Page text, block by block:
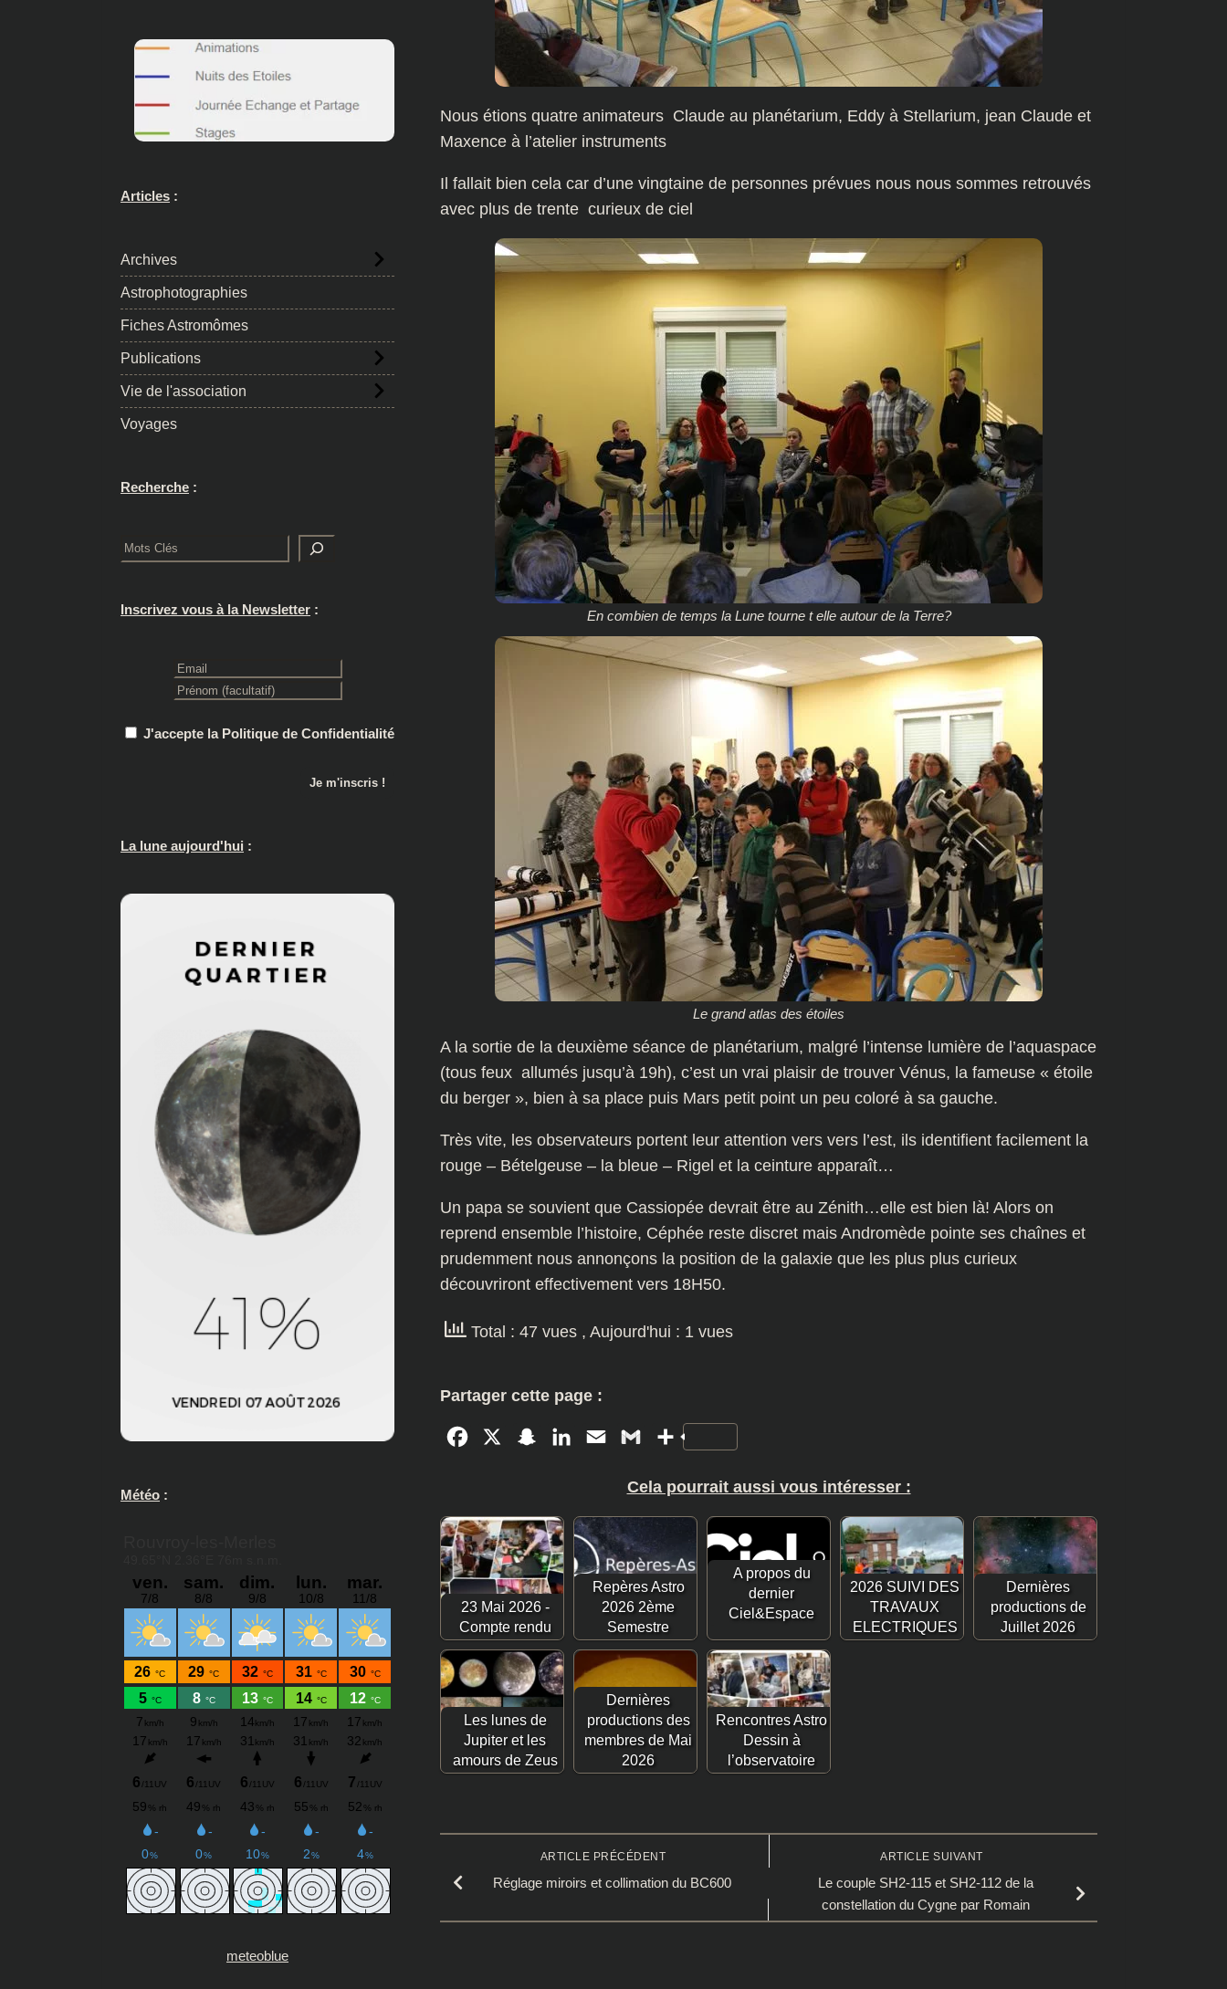
Nous étions quatre animateurs Claude au planétarium, Eddy à Stellarium, jean Claude et
Maxence à l’atelier instruments
Il fallait bien cela car d’une vingtaine de personnes prévues nous nous sommes retrouvés
avec plus de trente curieux de ciel
En combien de temps la Lune tourne t elle autour de la Terre?
Le grand atlas des étoiles
A la sortie de la deuxième séance de planétarium, malgré l’intense lumière de l’aquaspace
(tous feux allumés jusqu’à 19h), c’est un vrai plaisir de trouver Vénus, la fameuse « étoile
du berger », bien à sa place puis Mars petit point un peu coloré à sa gauche.
Très vite, les observateurs portent leur attention vers vers l’est, ils identifient facilement la
rouge – Bételgeuse – la bleue – Rigel et la ceinture apparaît…
Un papa se souvient que Cassiopée devrait être au Zénith…elle est bien là! Alors on
reprend ensemble l’histoire, Céphée reste discret mais Andromède pointe ses chaînes et
prudemment nous annonçons la position de la galaxie que les plus plus curieux
découvriront effectivement vers 18H50.
Total : 47 vues , Aujourd'hui : 1 vues
Partager cette page :
Facebook SnapchatLinkedInEmail GmailPartager
Cela pourrait aussi vous intéresser :
23 Mai 2026 -
Compte rendu
Repères Astro
2026 2ème
Semestre
A propos du
dernier
Ciel&Espace
2026 SUIVI DES
TRAVAUX
ELECTRIQUES
Dernières
productions de
Juillet 2026
Les lunes de
Jupiter et les
amours de Zeus
Dernières
productions des
membres de Mai
2026
Rencontres Astro
Dessin à
l’observatoire
ARTICLE SUIVANT
Le couple SH2-115 et SH2-112 de la
constellation du Cygne par Romain
ARTICLE PRÉCÉDENT
Réglage miroirs et collimation du BC600
Articles :
Archives
Astrophotographies
Fiches Astromômes
Publications
Vie de l'association
Voyages
Recherche :
Rechercher
Inscrivez vous à la Newsletter :
J'accepte la Politique de Confidentialité
La lune aujourd'hui :
Météo :
meteoblue